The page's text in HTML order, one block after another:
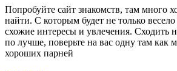
Попробуйте сайт знакомств, там много
найти. С которым будет не только
схожие интересы и увлечения. Сходить
по лучше, поверьте на вас одну там как
хороших парней